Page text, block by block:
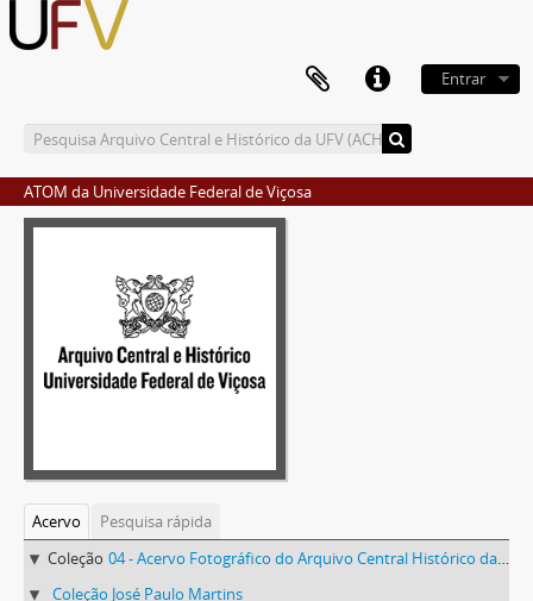
Entrar
ATOM da Universidade Federal de Viçosa
Acervo
Pesquisa rápida
Coleção 04 - Acervo Fotográfico do Arquivo Central Histórico da UFV
Coleção José Paulo Martins